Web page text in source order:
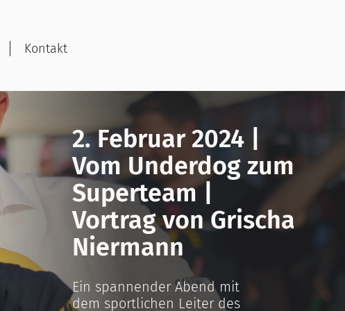
Kontakt
2. Februar 2024 |
Vom Underdog zum
Superteam |
Vortrag von Grischa
Niermann
Ein spannender Abend mit
dem sportlichen Leiter des